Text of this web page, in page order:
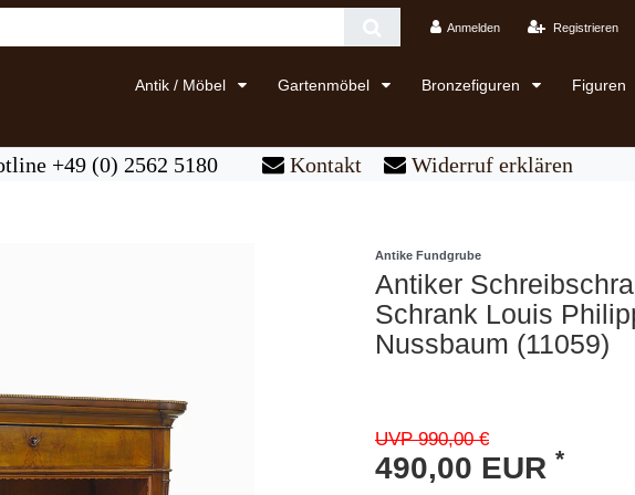
Anmelden Registrieren
Antik / Möbel Gartenmöbel Bronzefiguren Figuren
+49 (0) 2562 5180 Kontakt Widerruf erklären
Antike Fundgrube
Antiker
Schrank Louis
Nussbaum (11059)
UVP 990,00 €
490,00 EUR *